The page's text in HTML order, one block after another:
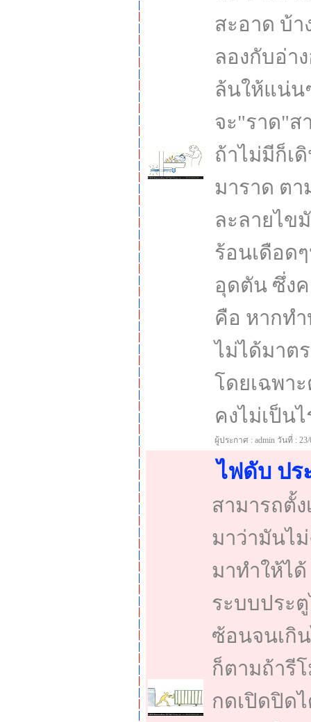
สะอาด บ้า
ลองกับอ่า
ล้นให้แน่น
จะ"ราด"ส
ถ้าไม่มีก็เ
มาราด ตา
ละลายไข
ร้อนเดือด
อุดตัน ซึ่ง
คือ หากทำ
ไม่ได้มาต
โดยเฉพา
คงไม่เป็น
ผู้ประกาศ : admin วันที่ : 23/
ไฟดับ ป
สามารถตั้
มาว่ามันไ
มาทำให้ได้
ระบบประ
ซ้อนจนเกิ
ก็ตามถ้ารี
กดเปิดปิด